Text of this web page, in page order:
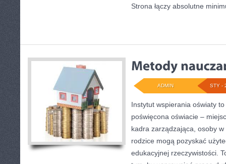
Strona łączy absolutne
STY -
ADMIN
Instytut wspierania oświaty
poświęcona oświacie –
kadra zarządzająca, osoby w
rodzice mogą pozyskać
edukacyjnej rzeczywistości.